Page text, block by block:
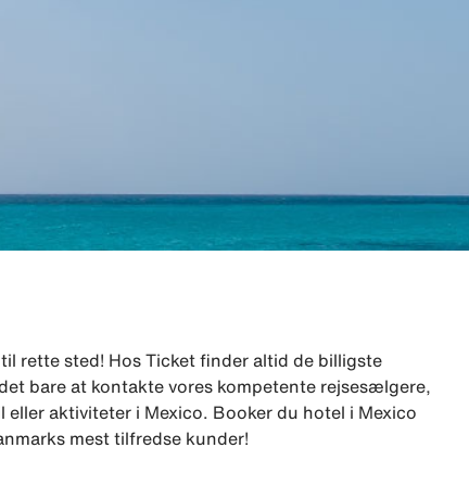
rette sted! Hos Ticket finder altid de billigste
bare at kontakte vores kompetente rejsesælgere,
aktiviteter i Mexico. Booker du hotel i Mexico
mest tilfredse kunder!